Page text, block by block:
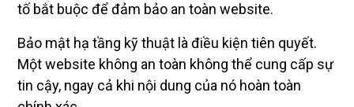
tố bắt buộc để đảm bảo an toàn website.
Bảo mật hạ tầng kỹ thuật là điều kiện tiên quyết.
Một website không an toàn không thể cung cấp sự
tin cậy, ngay cả khi nội dung của nó hoàn toàn